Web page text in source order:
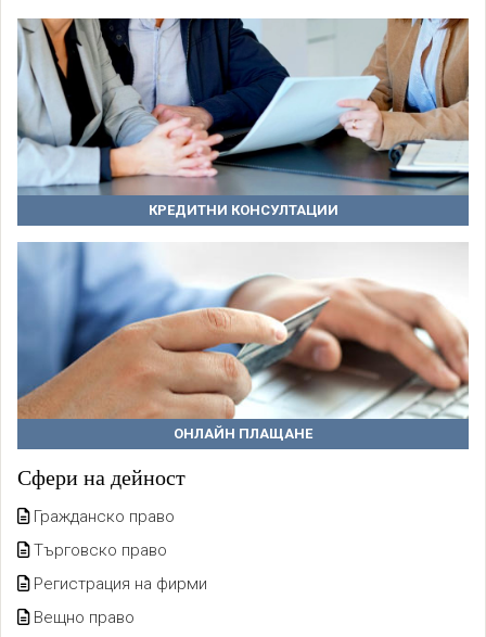
КРЕДИТНИ КОНСУЛТАЦИИ
ОНЛАЙН ПЛАЩАНЕ
Сфери на дейност
Гражданско право
Търговско право
Регистрация на фирми
Вещно право